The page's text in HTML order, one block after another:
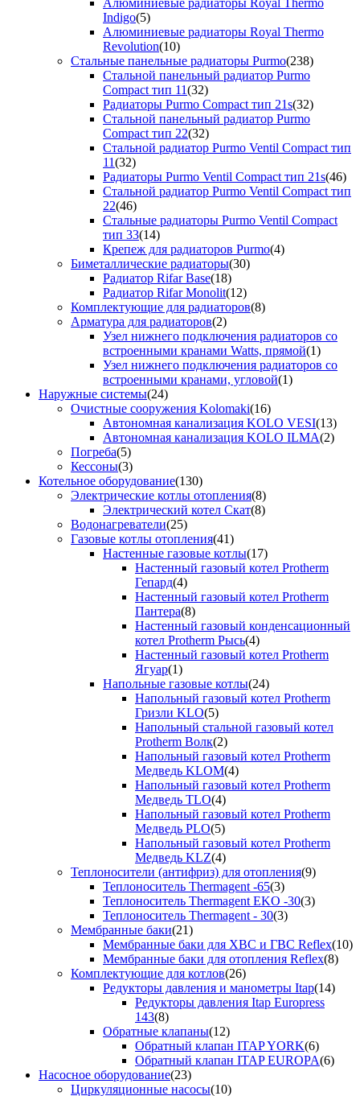
Алюминиевые радиаторы Royal Thermo
Indigo(5)
Алюминиевые радиаторы Royal Thermo
Revolution(10)
Стальные панельные радиаторы Purmo(238)
Стальной панельный радиатор Purmo
Compact тип 11(32)
Радиаторы Purmo Compact тип 21s(32)
Стальной панельный радиатор Purmo
Compact тип 22(32)
Стальной радиатор Purmo Ventil Compact тип
11(32)
Радиаторы Purmo Ventil Compact тип 21s(46)
Стальной радиатор Purmo Ventil Compact тип
22(46)
Стальные радиаторы Purmo Ventil Compact
тип 33(14)
Крепеж для радиаторов Purmo(4)
Биметаллические радиаторы(30)
Радиатор Rifar Base(18)
Радиатор Rifar Monolit(12)
Комплектующие для радиаторов(8)
Арматура для радиаторов(2)
Узел нижнего подключения радиаторов со
встроенными кранами Watts, прямой(1)
Узел нижнего подключения радиаторов со
встроенными кранами, угловой(1)
Наружные системы(24)
Очистные сооружения Kolomaki(16)
Автономная канализация KOLO VESI(13)
Автономная канализация KOLO ILMA(2)
Погреба(5)
Кессоны(3)
Котельное оборудование(130)
Электрические котлы отопления(8)
Электрический котел Скат(8)
Водонагреватели(25)
Газовые котлы отопления(41)
Настенные газовые котлы(17)
Настенный газовый котел Protherm
Гепард(4)
Настенный газовый котел Protherm
Пантера(8)
Настенный газовый конденсационный
котел Protherm Рысь(4)
Настенный газовый котел Protherm
Ягуар(1)
Напольные газовые котлы(24)
Напольный газовый котел Protherm
Гризли KLO(5)
Напольный стальной газовый котел
Protherm Волк(2)
Напольный газовый котел Protherm
Медведь KLOM(4)
Напольный газовый котел Protherm
Медведь TLO(4)
Напольный газовый котел Protherm
Медведь PLO(5)
Напольный газовый котел Protherm
Медведь KLZ(4)
Теплоносители (антифриз) для отопления(9)
Теплоноситель Thermagent -65(3)
Теплоноситель Thermagent EKO -30(3)
Теплоноситель Thermagent - 30(3)
Мембранные баки(21)
Мембранные баки для ХВС и ГВС Reflex(10)
Мембранные баки для отопления Reflex(8)
Комплектующие для котлов(26)
Редукторы давления и манометры Itap(14)
Редукторы давления Itap Europress
143(8)
Обратные клапаны(12)
Обратный клапан ITAP YORK(6)
Обратный клапан ITAP EUROPA(6)
Насосное оборудование(23)
Циркуляционные насосы(10)